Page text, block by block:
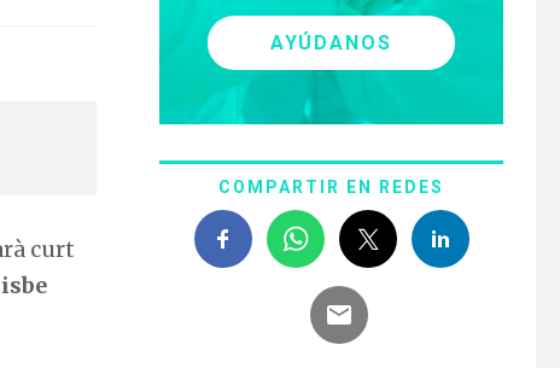
curt
AYÚDANOS
COMPARTIR EN REDES